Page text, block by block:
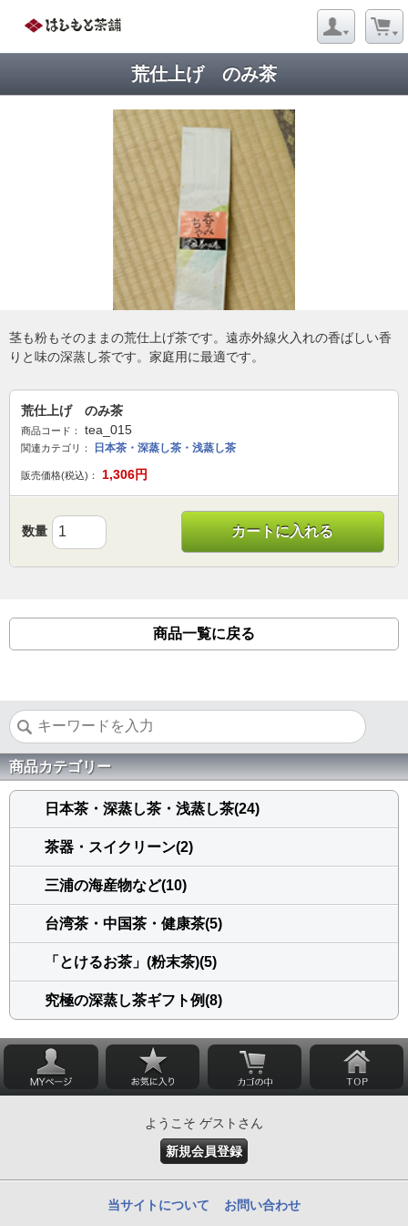
荒仕上げ のみ茶
茎も粉もそのままの荒仕上げ茶です。遠赤外線火入れの香ばしい香
りと味の深蒸し茶です。家庭用に最適です。
荒仕上げ のみ茶
商品コード： tea_015
関連カテゴリ： 日本茶・深蒸し茶・浅蒸し茶
販売価格(税込)： 1,306円
数量 カートに入れる
商品一覧に戻る
商品カテゴリー
日本茶・深蒸し茶・浅蒸し茶(24)
茶器・スイクリーン(2)
三浦の海産物など(10)
台湾茶・中国茶・健康茶(5)
「とけるお茶」(粉末茶)(5)
究極の深蒸し茶ギフト例(8)
ようこそ ゲストさん
新規会員登録
当サイトについて お問い合わせ